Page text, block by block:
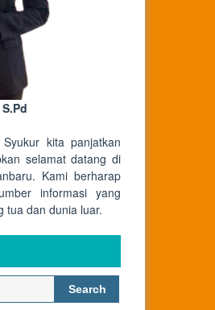
kita panjatkan
selamat datang di
Kami berharap
informasi yang
tua dan dunia luar.
Search
for: